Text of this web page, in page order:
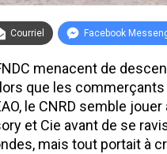
Courriel Facebook
menacent de
que les
le CNRD semble jouer
et Cie avant de se
mais tout portait à